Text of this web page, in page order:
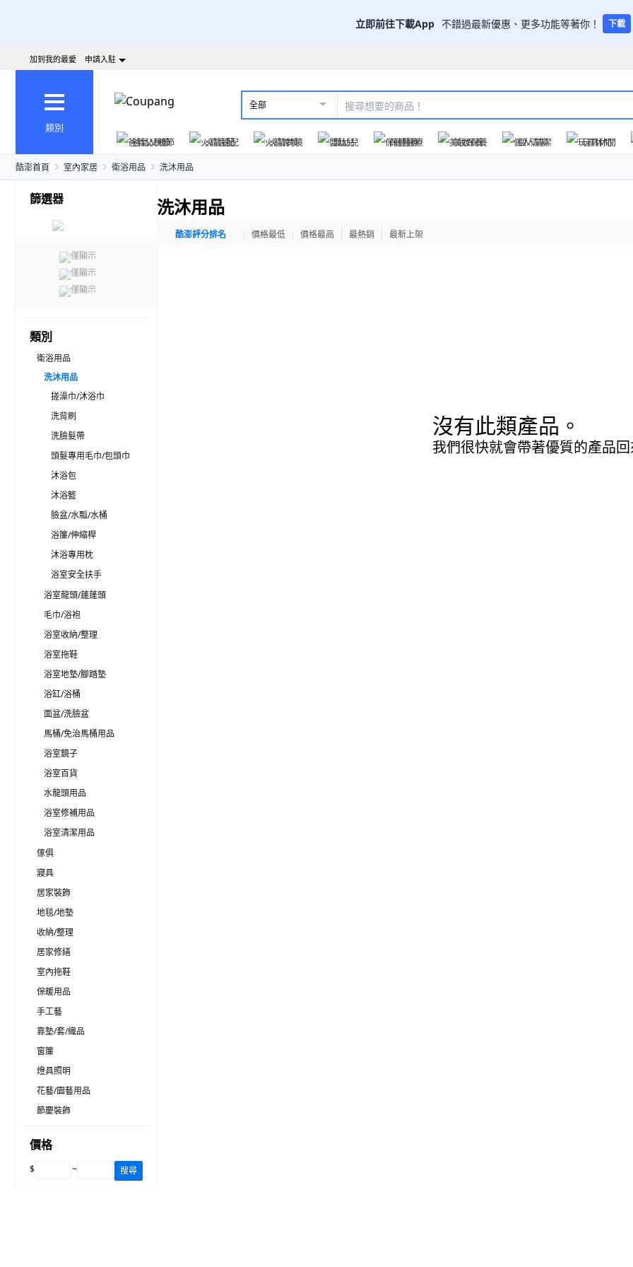
立即前往下載App 不錯過最新優惠、更多功能等著你！ 下載
加到我的最愛 申請入駐
類別
全部
爸氣父親節 火箭速配 火箭跨境 嬰幼兒 保健醫療 美妝保養 個人清潔 玩具休閒
酷澎首頁 室內家居 衛浴用品 洗沐用品
篩選器
僅顯示
僅顯示
僅顯示
類別
衛浴用品
洗沐用品
搓澡巾/沐浴巾
洗背刷
洗臉髮帶
頭髮專用毛巾/包頭巾
沐浴包
沐浴籃
臉盆/水瓢/水桶
浴簾/伸縮桿
沐浴專用枕
浴室安全扶手
浴室龍頭/蓮蓬頭
毛巾/浴袍
浴室收納/整理
浴室拖鞋
浴室地墊/腳踏墊
浴缸/浴桶
面盆/洗臉盆
馬桶/免治馬桶用品
浴室鏡子
浴室百貨
水龍頭用品
浴室修補用品
浴室清潔用品
傢俱
寢具
居家裝飾
地毯/地墊
收納/整理
居家修繕
室內拖鞋
保暖用品
手工藝
靠墊/套/織品
窗簾
燈具照明
花藝/園藝用品
節慶裝飾
價格
$ ~ 搜尋
洗沐用品
酷澎評分排名 價格最低 價格最高 最熱銷 最新上架
沒有此類產品。
我們很快就會帶著優質的產品